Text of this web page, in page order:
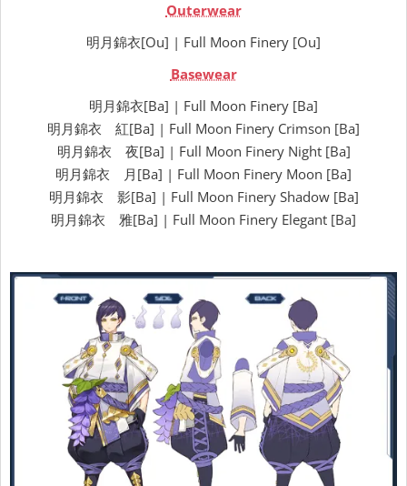
Outerwear
明月錦衣[Ou] | Full Moon Finery [Ou]
Basewear
明月錦衣[Ba] | Full Moon Finery [Ba]
明月錦衣 紅[Ba] | Full Moon Finery Crimson [Ba]
明月錦衣 夜[Ba] | Full Moon Finery Night [Ba]
明月錦衣 月[Ba] | Full Moon Finery Moon [Ba]
明月錦衣 影[Ba] | Full Moon Finery Shadow [Ba]
明月錦衣 雅[Ba] | Full Moon Finery Elegant [Ba]